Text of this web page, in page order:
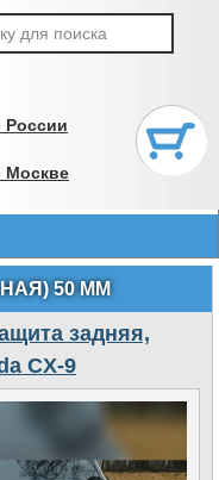
России
Москве
50 ММ
задняя,
CX-9